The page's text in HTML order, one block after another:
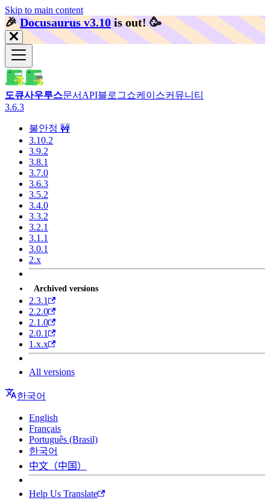
Skip to main content
🎉️Docusaurus v3.10 is out! 🥳️
도큐사우루스문서 API블로그쇼케이스커뮤니티
3.6.3
불안정 🚧
3.10.2
3.9.2
3.8.1
3.7.0
3.6.3
3.5.2
3.4.0
3.3.2
3.2.1
3.1.1
3.0.1
2.x
Archived versions
2.3.1
2.2.0
2.1.0
2.0.1
1.x.x
All versions
한국어
English
Français
Português (Brasil)
한국어
中文（中国）
Help Us Translate